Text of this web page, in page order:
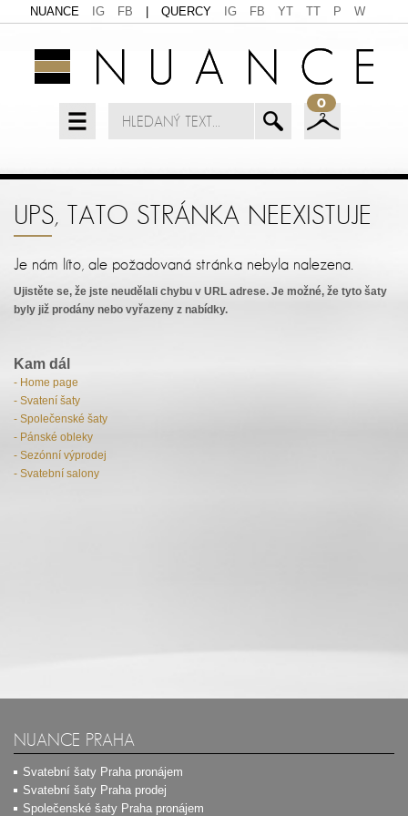
NUANCE IG FB QUERCY IG FB YT TT P W
0
UPS, TATO STRÁNKA NEEXISTUJE
Je nám líto, ale požadovaná stránka nebyla nalezena.
Ujistěte se, že jste neudělali chybu v URL adrese. Je možné, že tyto šaty
byly již prodány nebo vyřazeny z nabídky.
Kam dál
- Home page
- Svatení šaty
- Společenské šaty
- Pánské obleky
- Sezónní výprodej
- Svatební salony
NUANCE PRAHA
Svatební šaty Praha pronájem
Svatební šaty Praha prodej
Společenské šaty Praha pronájem